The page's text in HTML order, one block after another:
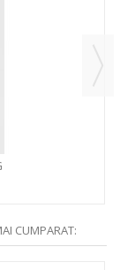
CUMPARAT: